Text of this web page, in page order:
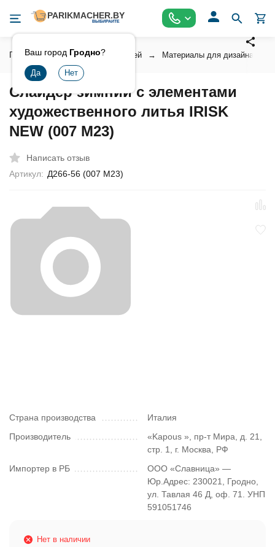
Ваш город Гродно?
Главная Косметика для ногтей Материалы для дизайна
Слайдер зимний с элементами
художественного литья IRISK
NEW (007 М23)
Написать отзыв
Артикул: Д266-56 (007 М23)
Страна производства
Италия
Производитель
«Kapous », пр-т Мира, д. 21,
стр. 1, г. Москва, РФ
Импортер в РБ
ООО «Славница» —
Юр.Адрес: 230021, Гродно,
ул. Тавлая 46 Д, оф. 71. УНП
591051746
Нет в наличии